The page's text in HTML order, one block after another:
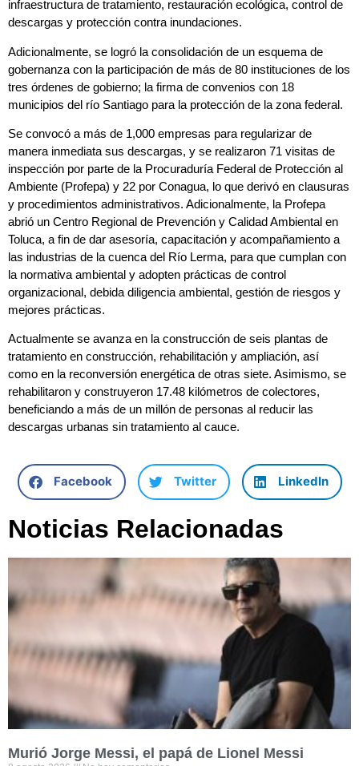
infraestructura de tratamiento, restauración ecológica, control de
descargas y protección contra inundaciones.
Adicionalmente, se logró la consolidación de un esquema de
gobernanza con la participación de más de 80 instituciones de los
tres órdenes de gobierno; la firma de convenios con 18
municipios del río Santiago para la protección de la zona federal.
Se convocó a más de 1,000 empresas para regularizar de
manera inmediata sus descargas, y se realizaron 71 visitas de
inspección por parte de la Procuraduría Federal de Protección al
Ambiente (Profepa) y 22 por Conagua, lo que derivó en clausuras
y procedimientos administrativos. Adicionalmente, la Profepa
abrió un Centro Regional de Prevención y Calidad Ambiental en
Toluca, a fin de dar asesoría, capacitación y acompañamiento a
las industrias de la cuenca del Río Lerma, para que cumplan con
la normativa ambiental y adopten prácticas de control
organizacional, debida diligencia ambiental, gestión de riesgos y
mejores prácticas.
Actualmente se avanza en la construcción de seis plantas de
tratamiento en construcción, rehabilitación y ampliación, así
como en la reconversión energética de otras siete. Asimismo, se
rehabilitaron y construyeron 17.48 kilómetros de colectores,
beneficiando a más de un millón de personas al reducir las
descargas urbanas sin tratamiento al cauce.
Facebook Twitter LinkedIn
Noticias Relacionadas
Murió Jorge Messi, el papá de Lionel Messi